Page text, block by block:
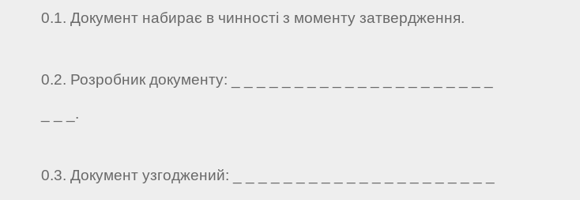
0.1. Документ набирає в чинності з моменту затвердження.
0.2. Розробник документу: _ _ _ _ _ _ _ _ _ _ _ _ _ _ _ _ _ _ _ _ _
_ _ _.
0.3. Документ узгоджений: _ _ _ _ _ _ _ _ _ _ _ _ _ _ _ _ _ _ _ _ _